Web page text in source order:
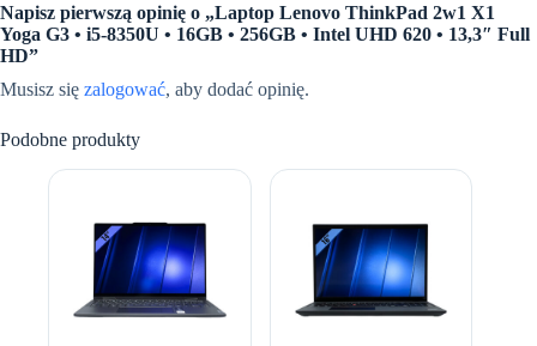
Napisz pierwszą opinię o „Laptop Lenovo ThinkPad 2w1 X1
Yoga G3 • i5-8350U • 16GB • 256GB • Intel UHD 620 • 13,3″ Full
HD”
Musisz się zalogować, aby dodać opinię.
Podobne produkty